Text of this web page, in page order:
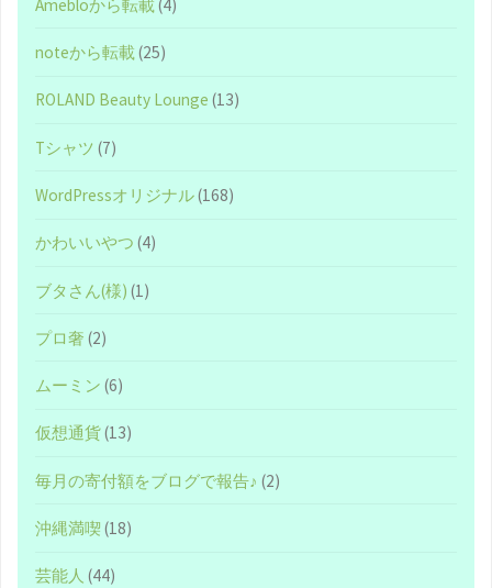
Amebloから転載(4)
noteから転載(25)
ROLAND Beauty Lounge (13)
Tシャツ (7)
WordPressオリジナル(168)
かわいいやつ (4)
ブタさん(様) (1)
プロ奢 (2)
ムーミン (6)
仮想通貨(13)
毎月の寄付額をブログで報告♪ (2)
沖縄満喫 (18)
芸能人 (44)